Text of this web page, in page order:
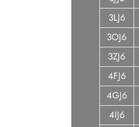
3LJ6
3OJ6
3ZJ6
4FJ6
4GJ6
4IJ6